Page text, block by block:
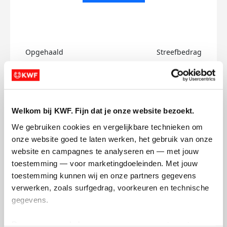
Welkom bij KWF. Fijn dat je onze website bezoekt.
We gebruiken cookies en vergelijkbare technieken om
onze website goed te laten werken, het gebruik van onze
website en campagnes te analyseren en — met jouw
toestemming — voor marketingdoeleinden. Met jouw
toestemming kunnen wij en onze partners gegevens
verwerken, zoals surfgedrag, voorkeuren en technische
gegevens.
Opgehaald Streefbedrag
Conor's badges